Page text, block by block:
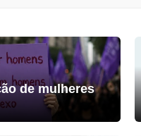
de mulheres